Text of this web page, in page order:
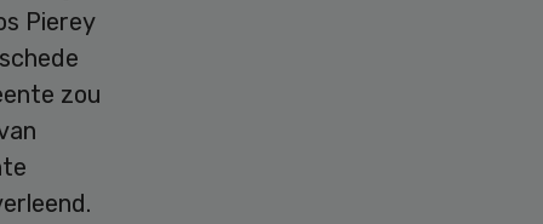
Pierey
zou